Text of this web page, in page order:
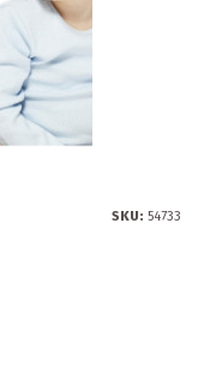
SKU: 54733